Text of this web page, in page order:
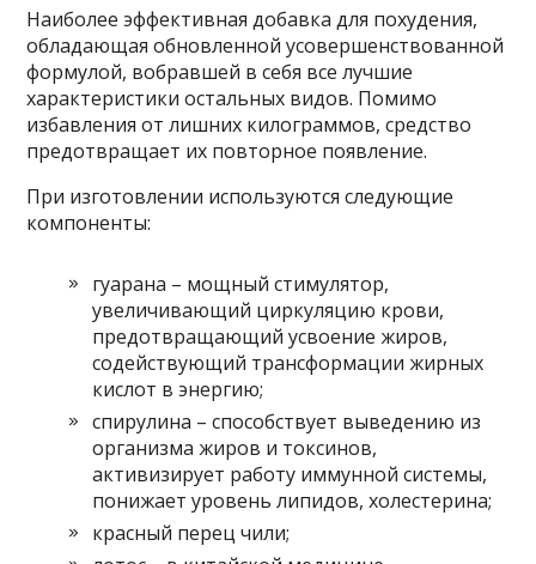
Наиболее эффективная добавка для похудения,
обладающая обновленной усовершенствованной
формулой, вобравшей в себя все лучшие
характеристики остальных видов. Помимо
избавления от лишних килограммов, средство
предотвращает их повторное появление.
При изготовлении используются следующие
компоненты:
гуарана – мощный стимулятор,
увеличивающий циркуляцию крови,
предотвращающий усвоение жиров,
содействующий трансформации жирных
кислот в энергию;
спирулина – способствует выведению из
организма жиров и токсинов,
активизирует работу иммунной системы,
понижает уровень липидов, холестерина;
красный перец чили;